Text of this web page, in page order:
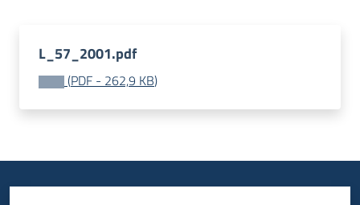
Bandi
Piani
Progetti
L_57_2001.pdf
(PDF - 262,9 KB)